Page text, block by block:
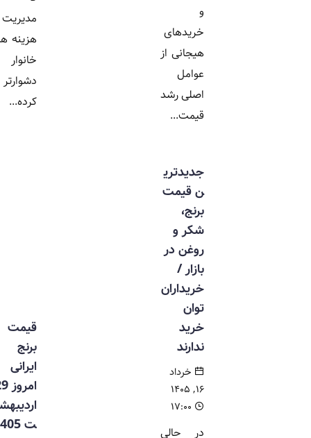
خریدهای
هیجانی از
عوامل
اصلی رشد
قیمت...
مدیریت
هزینه های
خانوار را
دشوارتر
کرده...
جدیدتری
ن قیمت
برنج،
شکر و
روغن در
بازار /
خریداران
توان
خرید
ندارند
خرداد
در حالی
قیمت
برنج
ایرانی
امروز 29
اردیبهش
ت 1405